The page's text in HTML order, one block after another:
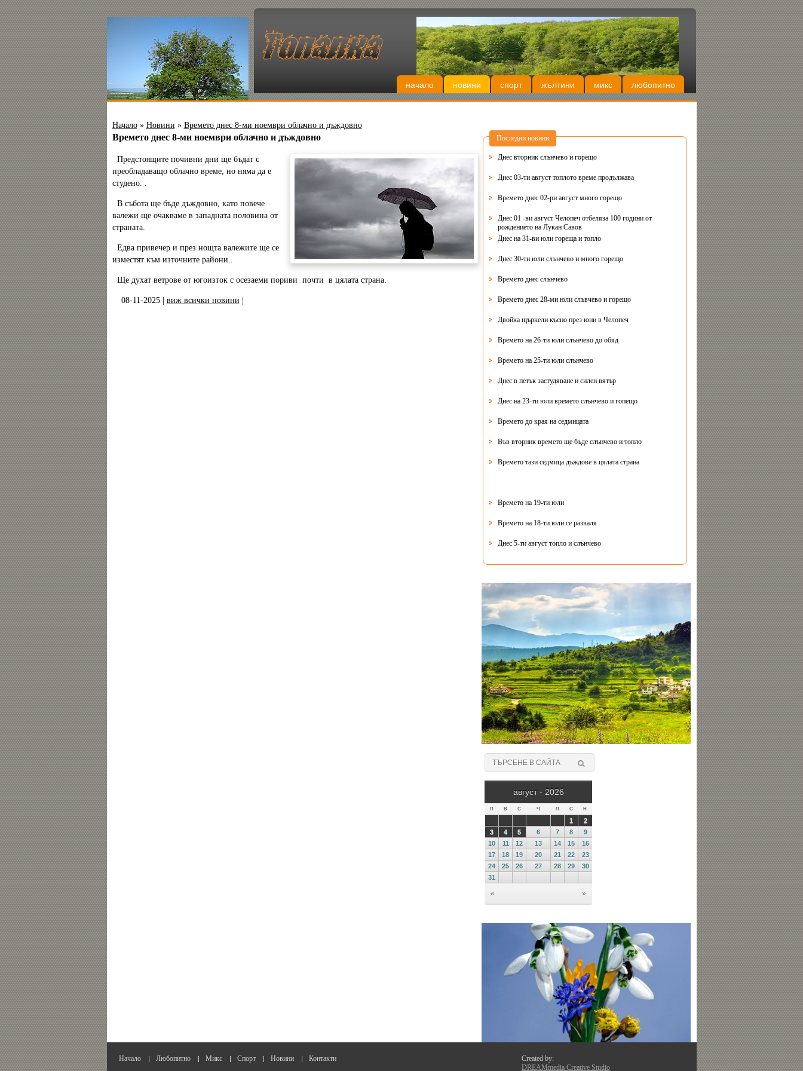
начало новини спорт жълтини микс любопитно
Начало» Новини » Времето днес 8-ми ноември облачно и дъждовно
Времето днес 8-ми ноември облачно и дъждовно
Предстоящите почивни дни ще бъдат с
преобладаващо облачно време, но няма да е
студено. .
В събота ще бъде дъждовно, като повече
валежи ще очакваме в западната половина от
страната.
Едва привечер и през нощта валежите ще се
изместят към източните райони..
Ще духат ветрове от югоизток с осезаеми пориви почти в цялата страна.
08-11-2025 | виж всички новини
Последни новини
Днес вторник слънчево и горещо
Днес 03-ти август топлото време продължава
Времето днес 02-ри август много горещо
Днес 01 -ви август Челопеч отбеляза 100 години от
рождението на Лукан Савов
Днес на 31-ви юли гореща и топло
Днес 30-ти юли слънчево и много горещо
Времето днес слънчево
Времето днес 28-ми юли слъвчево и горещо
Двойка щъркели късно през юни в Челопеч
Времето на 26-ти юли слънчево до обяд
Времето на 25-ти юли слънчево
Днес в петък застудяване и силен вятър
Днес на 23-ти юли времето слънчево и гопещо
Времето до края на седмицата
Във вторник времето ще бъде слънчево и топло
Времето тази седмица дъждове в цялата страна
Времето на 19-ти юли
Времето на 18-ти юли се разваля
Днес 5-ти август топло и слънчево
Начало Любопитно Микс Спорт Новини Контакти
Created by:
DREAMmedia Creative Studio